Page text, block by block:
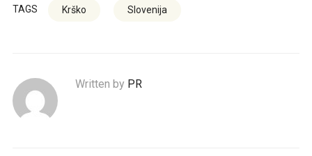
TAGS Krško Slovenija
Written by PR